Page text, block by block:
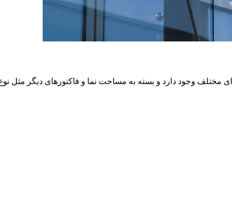
مختلف وجود دارد و بسته به مساحت نما و فاکتورهای دیگر مثل